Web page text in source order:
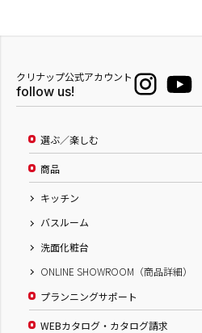
クリナップ公式アカウント
follow us!
選ぶ／楽しむ
商品
キッチン
バスルーム
洗面化粧台
ONLINE SHOWROOM（商品詳細）
プランニングサポート
WEBカタログ・カタログ請求